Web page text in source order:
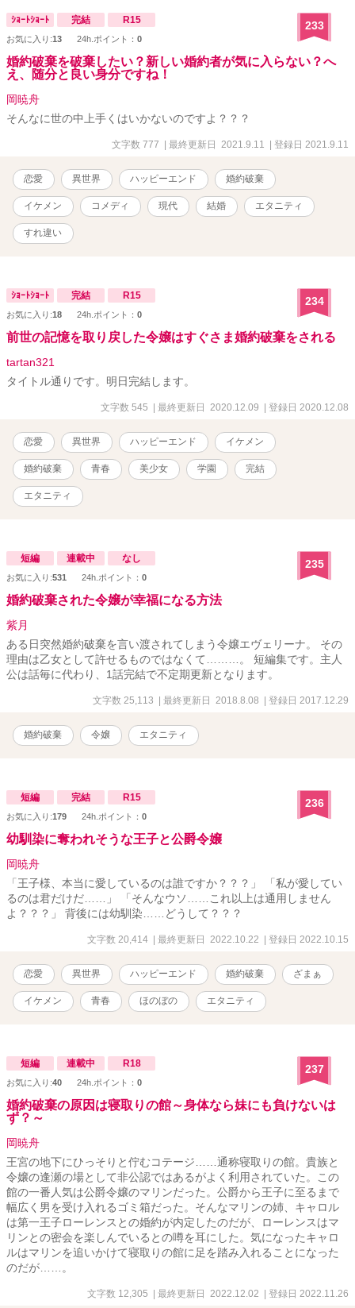
ｼｮｰﾄｼｮｰﾄ 完結 R15
お気に入り:13 24h.ポイント： 0
233
婚約破棄を破棄したい？新しい婚約者が気に入らない？へ
え、随分と良い身分ですね！
岡暁舟
そんなに世の中上手くはいかないのですよ？？？
文字数 777 | 最終更新日 2021.9.11 | 登録日 2021.9.11
恋愛 異世界 ハッピーエンド 婚約破棄
イケメン コメディ 現代 結婚 エタニティ
すれ違い
ｼｮｰﾄｼｮｰﾄ 完結 R15
お気に入り:18 24h.ポイント： 0
234
前世の記憶を取り戻した令嬢はすぐさま婚約破棄をされる
tartan321
タイトル通りです。明日完結します。
文字数 545 | 最終更新日 2020.12.09 | 登録日 2020.12.08
恋愛 異世界 ハッピーエンド イケメン
婚約破棄 青春 美少女 学園 完結
エタニティ
短編 連載中 なし
お気に入り:531 24h.ポイント： 0
235
婚約破棄された令嬢が幸福になる方法
紫月
ある日突然婚約破棄を言い渡されてしまう令嬢エヴェリーナ。 その
理由は乙女として許せるものではなくて………。 短編集です。主人
公は話毎に代わり、1話完結で不定期更新となります。
文字数 25,113 | 最終更新日 2018.8.08 | 登録日 2017.12.29
婚約破棄 令嬢 エタニティ
短編 完結 R15
お気に入り:179 24h.ポイント： 0
236
幼馴染に奪われそうな王子と公爵令嬢
岡暁舟
「王子様、本当に愛しているのは誰ですか？？？」 「私が愛してい
るのは君だけだ……」 「そんなウソ……これ以上は通用しません
よ？？？」 背後には幼馴染……どうして？？？
文字数 20,414 | 最終更新日 2022.10.22 | 登録日 2022.10.15
恋愛 異世界 ハッピーエンド 婚約破棄 ざまぁ
イケメン 青春 ほのぼの エタニティ
短編 連載中 R18
お気に入り:40 24h.ポイント： 0
237
婚約破棄の原因は寝取りの館～身体なら妹にも負けないは
ず？～
岡暁舟
王宮の地下にひっそりと佇むコテージ……通称寝取りの館。貴族と
令嬢の逢瀬の場として非公認ではあるがよく利用されていた。この
館の一番人気は公爵令嬢のマリンだった。公爵から王子に至るまで
幅広く男を受け入れるゴミ箱だった。そんなマリンの姉、キャロル
は第一王子ローレンスとの婚約が内定したのだが、ローレンスはマ
リンとの密会を楽しんでいるとの噂を耳にした。気になったキャロ
ルはマリンを追いかけて寝取りの館に足を踏み入れることになった
のだが……。
文字数 12,305 | 最終更新日 2022.12.02 | 登録日 2022.11.26